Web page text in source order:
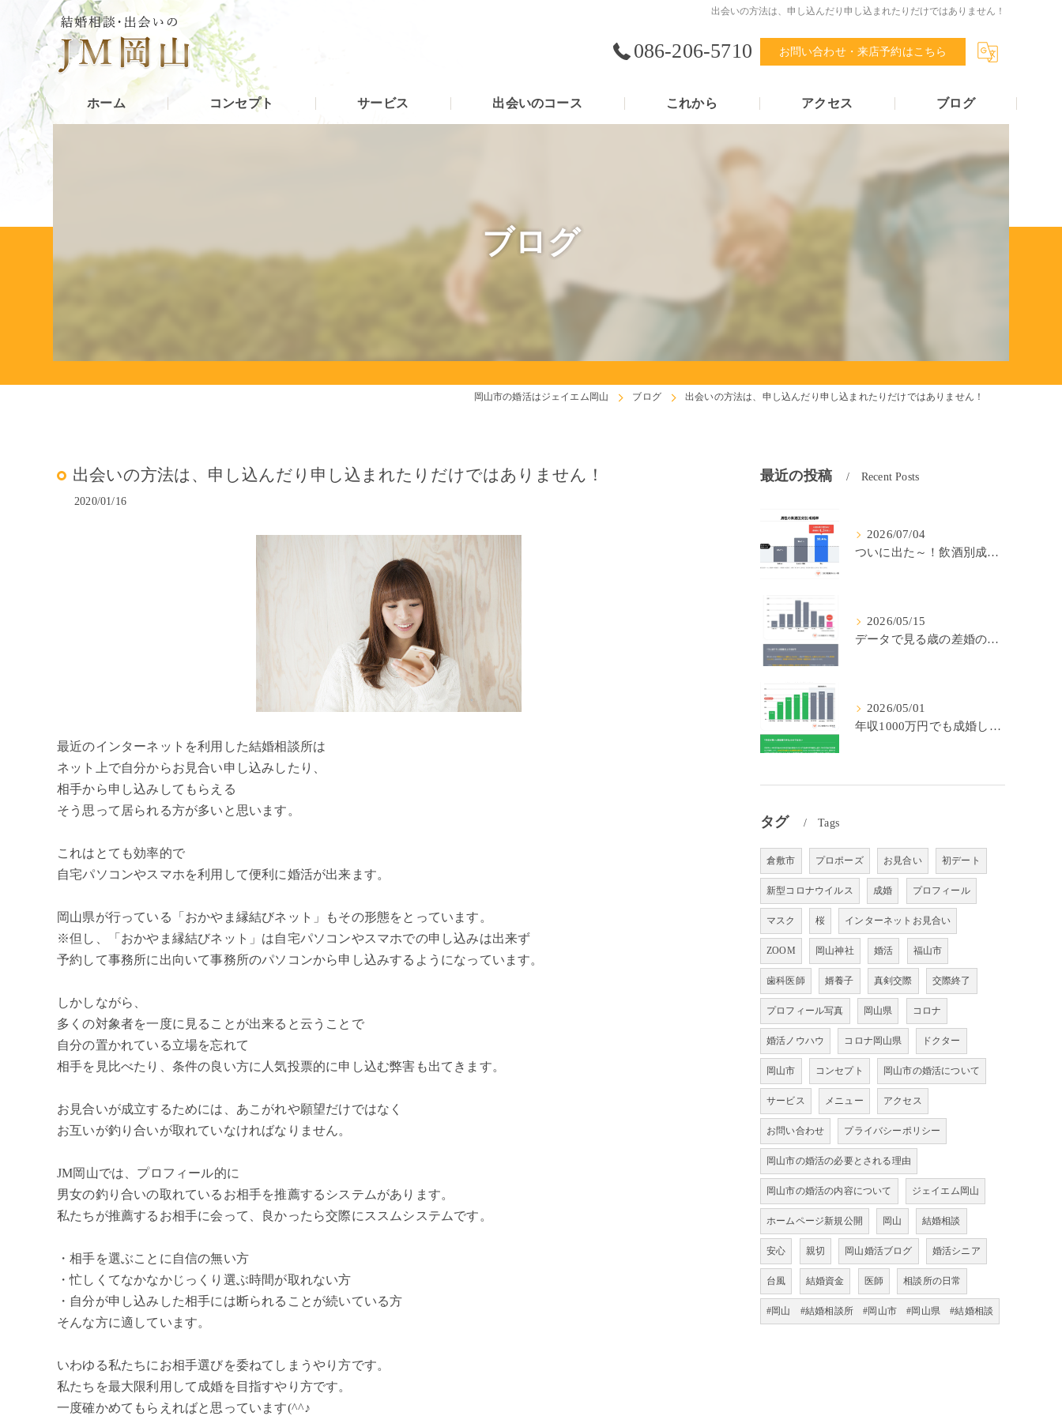
出会いの方法は、申し込んだり申し込まれたりだけではありません！
086-206-5710 お問い合わせ・来店予約はこちら
ホーム コンセプト サービス 出会いのコース これから アクセス ブログ
ブログ
岡山市の婚活はジェイエム岡山 ブログ 出会いの方法は、申し込んだり申し込まれたりだけではありません！
出会いの方法は、申し込んだり申し込まれたりだけではありません！
2020/01/16
最近のインターネットを利用した結婚相談所は
ネット上で自分からお見合い申し込みしたり、
相手から申し込みしてもらえる
そう思って居られる方が多いと思います。
これはとても効率的で
自宅パソコンやスマホを利用して便利に婚活が出来ます。
岡山県が行っている「おかやま縁結びネット」もその形態をとっています。
※但し、「おかやま縁結びネット」は自宅パソコンやスマホでの申し込みは出来ず
予約して事務所に出向いて事務所のパソコンから申し込みするようになっています。
しかしながら、
多くの対象者を一度に見ることが出来ると云うことで
自分の置かれている立場を忘れて
相手を見比べたり、条件の良い方に人気投票的に申し込む弊害も出てきます。
お見合いが成立するためには、あこがれや願望だけではなく
お互いが釣り合いが取れていなければなりません。
JM岡山では、プロフィール的に
男女の釣り合いの取れているお相手を推薦するシステムがあります。
私たちが推薦するお相手に会って、良かったら交際にススムシステムです。
・相手を選ぶことに自信の無い方
・忙しくてなかなかじっくり選ぶ時間が取れない方
・自分が申し込みした相手には断られることが続いている方
そんな方に適しています。
いわゆる私たちにお相手選びを委ねてしまうやり方です。
私たちを最大限利用して成婚を目指すやり方です。
一度確かめてもらえればと思っています(^^♪
最近の投稿 Recent Posts
2026/07/04
ついに出た～！飲酒別成婚率(IBJ)！
2026/05/15
データで見る歳の差婚の確率の低さ。
2026/05/01
年収1000万円でも成婚しやすいとは限らない? 「年収帯別の成婚率」のリアル
タグ Tags
倉敷市 プロポーズ お見合い 初デート
新型コロナウイルス 成婚 プロフィール
マスク 桜 インターネットお見合い
ZOOM 岡山神社 婚活 福山市
歯科医師 婿養子 真剣交際 交際終了
プロフィール写真 岡山県 コロナ
婚活ノウハウ コロナ岡山県 ドクター
岡山市 コンセプト 岡山市の婚活について
サービス メニュー アクセス
お問い合わせ プライバシーポリシー
岡山市の婚活の必要とされる理由
岡山市の婚活の内容について ジェイエム岡山
ホームページ新規公開 岡山 結婚相談
安心 親切 岡山婚活ブログ 婚活シニア
台風 結婚資金 医師 相談所の日常
#岡山 #結婚相談所 #岡山市 #岡山県 #結婚相談